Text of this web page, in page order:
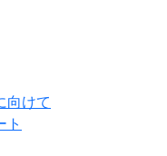
向けて
ト